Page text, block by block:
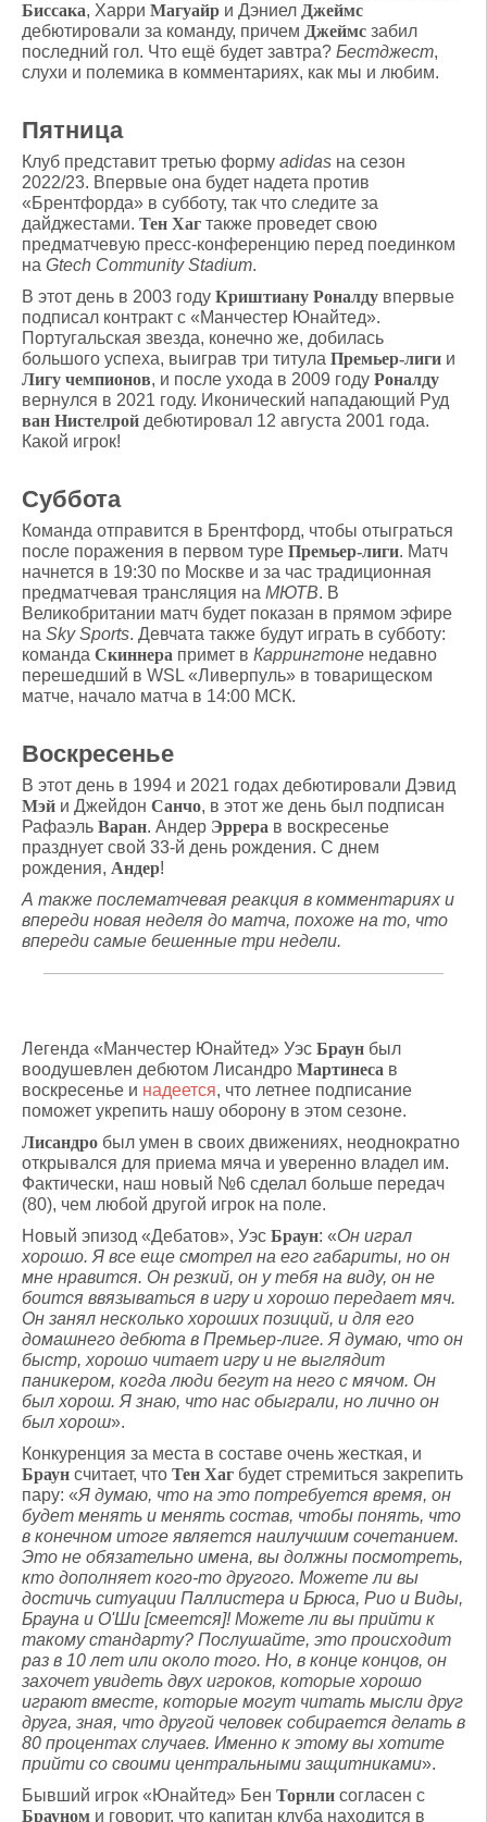
Биссака, Харри Магуайр и Дэниел Джеймс
дебютировали за команду, причем Джеймс забил
последний гол. Что ещё будет завтра? Бестджест,
слухи и полемика в комментариях, как мы и любим.
Пятница
Клуб представит третью форму adidas на сезон
2022/23. Впервые она будет надета против
«Брентфорда» в субботу, так что следите за
дайджестами. Тен Хаг также проведет свою
предматчевую пресс-конференцию перед поединком
на Gtech Community Stadium.
В этот день в 2003 году Криштиану Роналду впервые
подписал контракт с «Манчестер Юнайтед».
Португальская звезда, конечно же, добилась
большого успеха, выиграв три титула Премьер-лиги и
Лигу чемпионов, и после ухода в 2009 году Роналду
вернулся в 2021 году. Иконический нападающий Руд
ван Нистелрой дебютировал 12 августа 2001 года.
Какой игрок!
Суббота
Команда отправится в Брентфорд, чтобы отыграться
после поражения в первом туре Премьер-лиги. Матч
начнется в 19:30 по Москве и за час традиционная
предматчевая трансляция на МЮТВ. В
Великобритании матч будет показан в прямом эфире
на Sky Sports. Девчата также будут играть в субботу:
команда Скиннера примет в Каррингтоне недавно
перешедший в WSL «Ливерпуль» в товарищеском
матче, начало матча в 14:00 МСК.
Воскресенье
В этот день в 1994 и 2021 годах дебютировали Дэвид
Мэй и Джейдон Санчо, в этот же день был подписан
Рафаэль Варан. Андер Эррера в воскресенье
празднует свой 33-й день рождения. С днем
рождения, Андер!
А также послематчевая реакция в комментариях и
впереди новая неделя до матча, похоже на то, что
впереди самые бешенные три недели.
Легенда «Манчестер Юнайтед» Уэс Браун был
воодушевлен дебютом Лисандро Мартинеса в
воскресенье и надеется, что летнее подписание
поможет укрепить нашу оборону в этом сезоне.
Лисандро был умен в своих движениях, неоднократно
открывался для приема мяча и уверенно владел им.
Фактически, наш новый №6 сделал больше передач
(80), чем любой другой игрок на поле.
Новый эпизод «Дебатов», Уэс Браун: «Он играл
хорошо. Я все еще смотрел на его габариты, но он
мне нравится. Он резкий, он у тебя на виду, он не
боится ввязываться в игру и хорошо передает мяч.
Он занял несколько хороших позиций, и для его
домашнего дебюта в Премьер-лиге. Я думаю, что он
быстр, хорошо читает игру и не выглядит
паникером, когда люди бегут на него с мячом. Он
был хорош. Я знаю, что нас обыграли, но лично он
был хорош».
Конкуренция за места в составе очень жесткая, и
Браун считает, что Тен Хаг будет стремиться закрепить
пару: «Я думаю, что на это потребуется время, он
будет менять и менять состав, чтобы понять, что
в конечном итоге является наилучшим сочетанием.
Это не обязательно имена, вы должны посмотреть,
кто дополняет кого-то другого. Можете ли вы
достичь ситуации Паллистера и Брюса, Рио и Виды,
Брауна и О'Ши [смеется]! Можете ли вы прийти к
такому стандарту? Послушайте, это происходит
раз в 10 лет или около того. Но, в конце концов, он
захочет увидеть двух игроков, которые хорошо
играют вместе, которые могут читать мысли друг
друга, зная, что другой человек собирается делать в
80 процентах случаев. Именно к этому вы хотите
прийти со своими центральными защитниками».
Бывший игрок «Юнайтед» Бен Торнли согласен с
Брауном и говорит, что капитан клуба находится в